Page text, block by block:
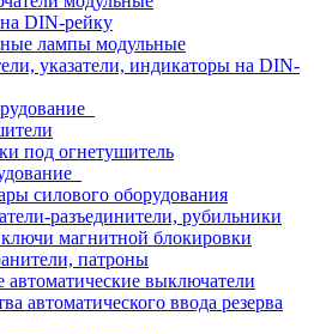
DIN-рейку
лампы модульные
указатели, индикаторы на DIN-
под огнетушитель
силового оборудования
разъединители, рубильники
магнитной блокировки
патроны
выключатели
автоматического ввода резерва